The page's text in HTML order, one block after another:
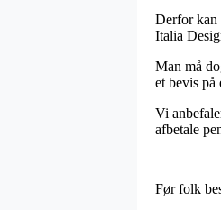
Derfor kan
Italia
Man må
et bevis på
Vi
afbetale
Før folk